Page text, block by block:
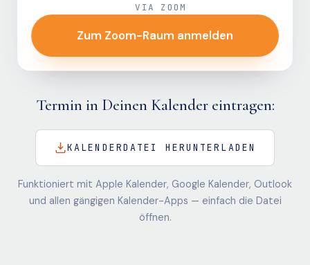
VIA ZOOM
Zum Zoom-Raum anmelden
Termin in Deinen Kalender eintragen:
KALENDER­DATEI HERUNTERLADEN
Funktioniert mit Apple Kalender, Google Kalender, Outlook
und allen gängigen Kalender-Apps — einfach die Datei
öffnen.